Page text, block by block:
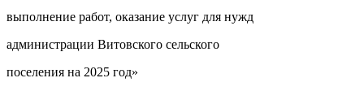
выполнение работ, оказание услуг для нужд
администрации Витовского сельского
поселения на 2025 год»